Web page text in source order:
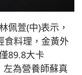
佩萱(中)表示，
食料理，金黃外
89.8大卡
左為營養師蘇真